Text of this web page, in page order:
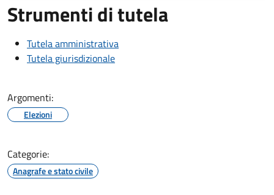
Strumenti di tutela
Tutela amministrativa
Tutela giurisdizionale
Argomenti:
Elezioni
Categorie:
Anagrafe e stato civile